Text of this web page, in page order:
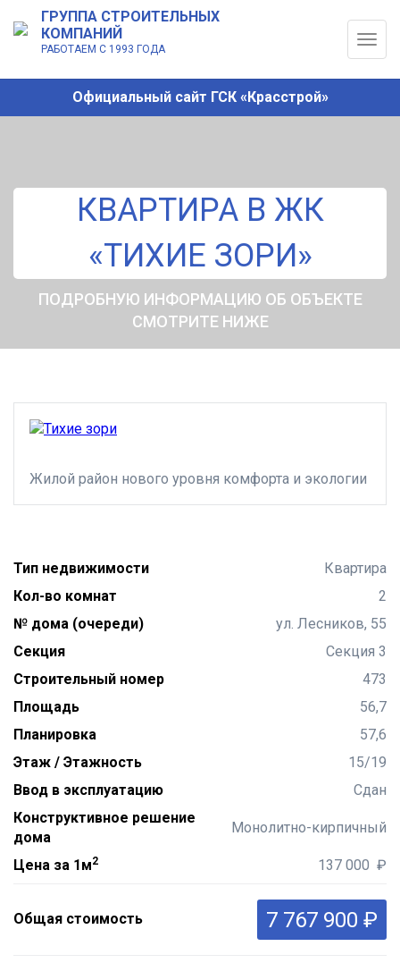
Официальный сайт ГСК «Красстрой»
ГРУППА СТРОИТЕЛЬНЫХ
КОМПАНИЙ
РАБОТАЕМ С 1993 ГОДА
КВАРТИРА В ЖК
«ТИХИЕ ЗОРИ»
ПОДРОБНУЮ ИНФОРМАЦИЮ ОБ ОБЪЕКТЕ
СМОТРИТЕ НИЖЕ
Жилой район нового уровня комфорта и экологии
Тип недвижимости
Квартира
Кол-во комнат
2
№ дома (очереди)
ул. Лесников, 55
Секция
Секция 3
Строительный номер
473
Площадь
56,7
Планировка
57,6
Этаж / Этажность
15/19
Ввод в эксплуатацию
Сдан
Конструктивное решение
дома
Монолитно-кирпичный
Цена за 1м2 137 000 ₽
Общая стоимость 7 767 900 ₽